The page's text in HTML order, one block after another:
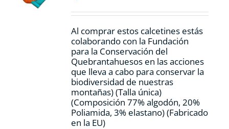
Al comprar estos calcetines estás
colaborando con la Fundación
para la Conservación del
Quebrantahuesos en las acciones
que lleva a cabo para conservar la
biodiversidad de nuestras
montañas) (Talla única)
(Composición 77% algodón, 20%
Poliamida, 3% elastano) (Fabricado
en la EU)